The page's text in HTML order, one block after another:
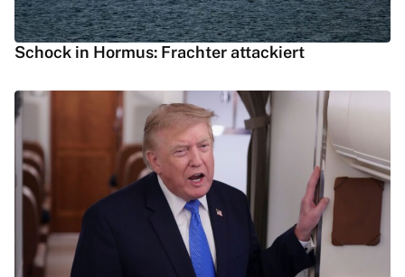
Schock in Hormus: Frachter attackiert